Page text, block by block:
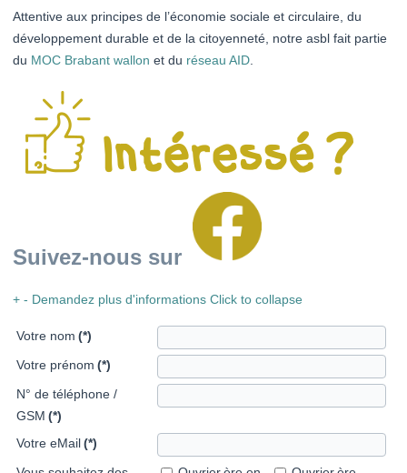
Attentive aux principes de l’économie sociale et circulaire, du
développement durable et de la citoyenneté, notre asbl fait partie
du MOC Brabant wallon et du réseau AID.
Suivez-nous sur
+ - Demandez plus d'informations Click to collapse
Votre nom (*)
Votre prénom (*)
N° de téléphone /
GSM (*)
Votre eMail (*)